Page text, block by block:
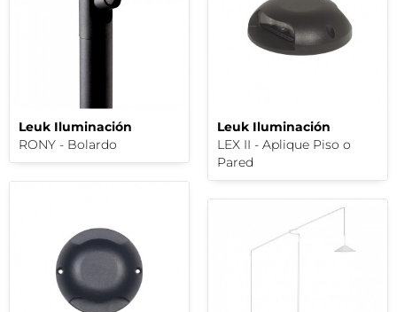
Leuk Iluminación
RONY - Bolardo
Leuk Iluminación
LEX II - Aplique Piso o
Pared